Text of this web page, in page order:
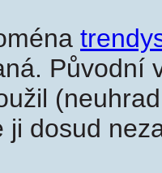
Původní
ji dosud